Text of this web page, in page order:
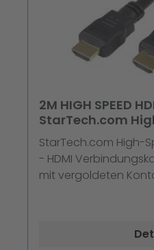
2M HIGH SPEED
StarTech.com
Kabel 2m - HDMI
StarTech.com High-
- HDMI
mit vergoldeten
Anschlusskabel (St/